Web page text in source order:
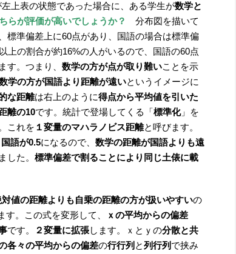
左上表の状態であった場合に、ある学生が数学と
らが評価が高いでしょうか？
分布図を描いて
標準偏差上に60点があり、国語の場合は標準偏
上の割合が約16%の人がいるので、国語の60点
す。つまり、 数学の方が点が取り難いことを示
学の方が国語より距離が遠いというイメージに
な距離は右上のように得点から平均値を引いた
離の10です。統計で登場してくる「標準化」を
。これを １変量のマハラノビス距離と呼びます。
語が0.5になるので、 数学の距離が国語よりも遠
した。 標準偏差で割ることにより同じ土俵に載
対値の距離よりも自乗の距離の方が扱いやすいの
す。この式を変形して、
ｘの平均からの偏差
です。 ２変量に拡張します。ｘとｙの分散と共
各々の平均からの偏差の行行列 と列行列 で挟み